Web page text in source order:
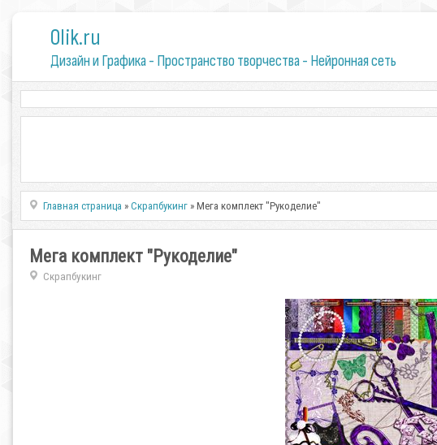
0lik.ru
Дизайн и Графика - Пространство творчества - Нейронная сеть
Главная страница »Скрапбукинг » Мега комплект "Рукоделие"
Мега комплект "Рукоделие"
Скрапбукинг